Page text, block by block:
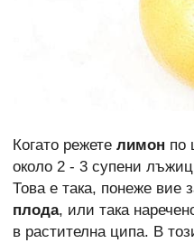
Когато режете лимон по
около 2 - 3 супени
Това е така, понеже вие
плода, или така
в растителна ципа. В